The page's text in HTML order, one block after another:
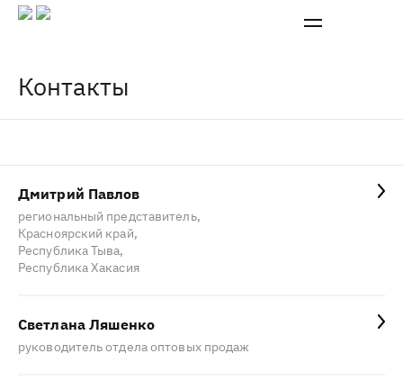
Контакты
Новосибирск, НСО
Красноярский край
Кемеровская обл.
Дмитрий Павлов
региональный представитель,
Красноярский край,
Республика Тыва,
Республика Хакасия
Светлана Ляшенко
руководитель отдела оптовых продаж